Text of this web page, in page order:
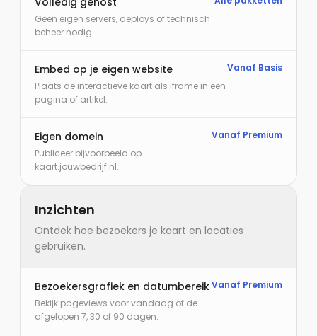
Geen eigen servers, deploys of technisch
beheer nodig.
Embed op je eigen website
Plaats de interactieve kaart als iframe in een
pagina of artikel.
Vanaf Basis
Eigen domein
Publiceer bijvoorbeeld op
kaart.jouwbedrijf.nl.
Vanaf Premium
Inzichten
Ontdek hoe bezoekers je kaart en locaties
gebruiken.
Bezoekersgrafiek en datumbereik
Bekijk pageviews voor vandaag of de
afgelopen 7, 30 of 90 dagen.
Vanaf Premium